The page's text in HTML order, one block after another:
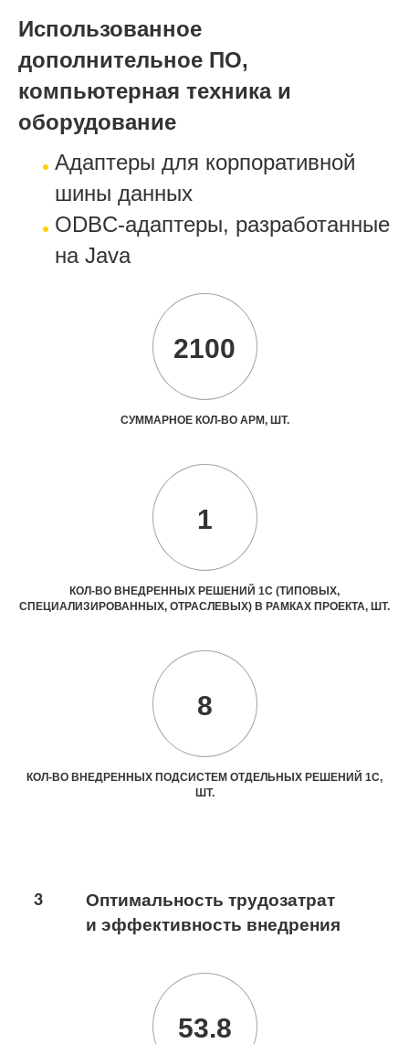
Использованное
дополнительное ПО,
компьютерная техника и
оборудование
Адаптеры для корпоративной
шины данных
ODBC-адаптеры, разработанные
на Java
2100
СУММАРНОЕ КОЛ-ВО АРМ, ШТ.
1
КОЛ-ВО ВНЕДРЕННЫХ РЕШЕНИЙ 1С (ТИПОВЫХ,
СПЕЦИАЛИЗИРОВАННЫХ, ОТРАСЛЕВЫХ) В РАМКАХ ПРОЕКТА, ШТ.
8
КОЛ-ВО ВНЕДРЕННЫХ ПОДСИСТЕМ ОТДЕЛЬНЫХ РЕШЕНИЙ 1С,
ШТ.
3
Оптимальность трудозатрат
и эффективность внедрения
53.8